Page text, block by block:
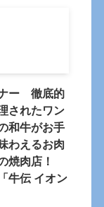
ー 徹底的
されたワン
和牛がお手
わえるお肉
焼肉店！
牛伝 イオン